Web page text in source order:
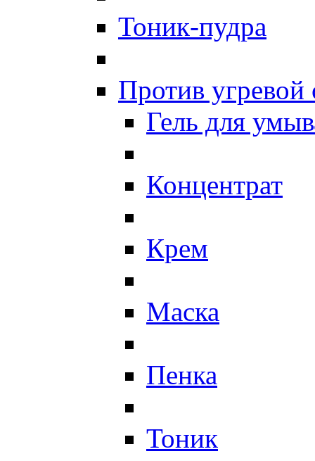
Тоник-пудра
Против
Гель для
Концентрат
Крем
Маска
Пенка
Тоник